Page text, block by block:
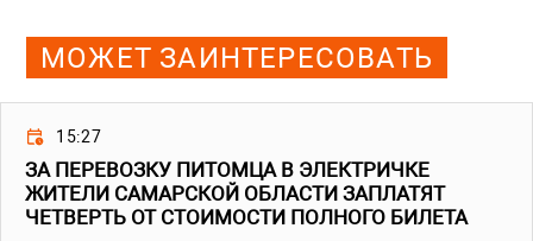
МОЖЕТ ЗАИНТЕРЕСОВАТЬ
15:27
ЗА ПЕРЕВОЗКУ ПИТОМЦА В ЭЛЕКТРИЧКЕ
ЖИТЕЛИ САМАРСКОЙ ОБЛАСТИ ЗАПЛАТЯТ
ЧЕТВЕРТЬ ОТ СТОИМОСТИ ПОЛНОГО БИЛЕТА